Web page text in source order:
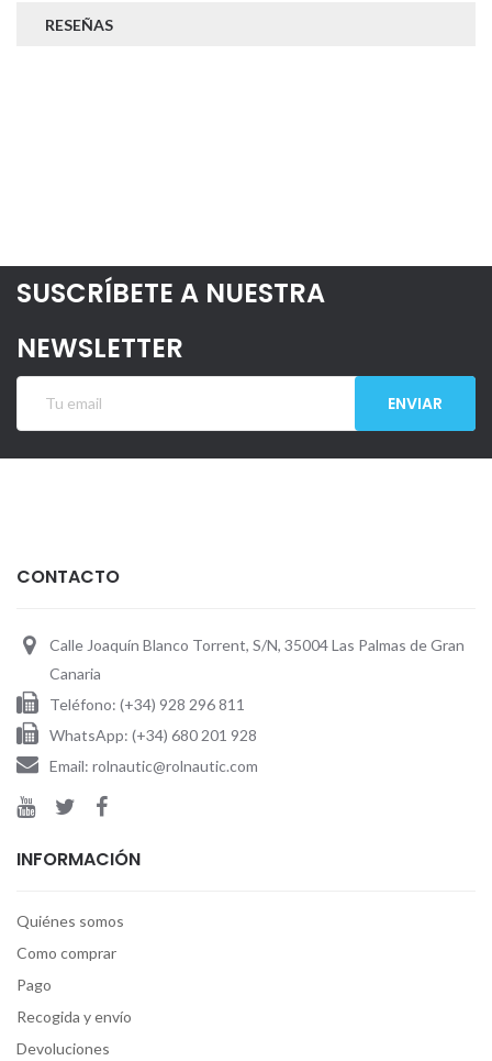
RESEÑAS
SUSCRÍBETE A NUESTRA
NEWSLETTER
ENVIAR
CONTACTO
Calle Joaquín Blanco Torrent, S/N, 35004 Las Palmas de Gran
Canaria
Teléfono: (+34) 928 296 811
WhatsApp: (+34) 680 201 928
Email: rolnautic@rolnautic.com
INFORMACIÓN
Quiénes somos
Como comprar
Pago
Recogida y envío
Devoluciones